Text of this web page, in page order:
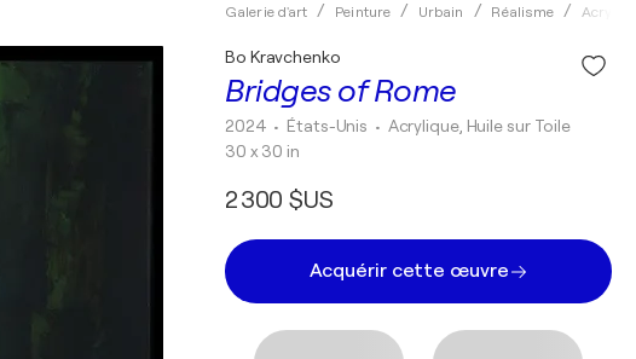
Galerie d'art Peinture Urbain Réalisme
Bridges of Rome
Bo Kravchenko
2024 • États-Unis • Acrylique, Huile sur Toile
30 x 30 in
2 300 $US
Acquérir cette œuvre